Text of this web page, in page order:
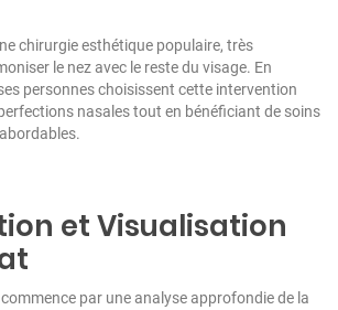
chirurgie esthétique populaire, très
le nez avec le reste du visage. En
personnes choisissent cette intervention
nasales tout en bénéficiant de soins
et Visualisation
par une analyse approfondie de la